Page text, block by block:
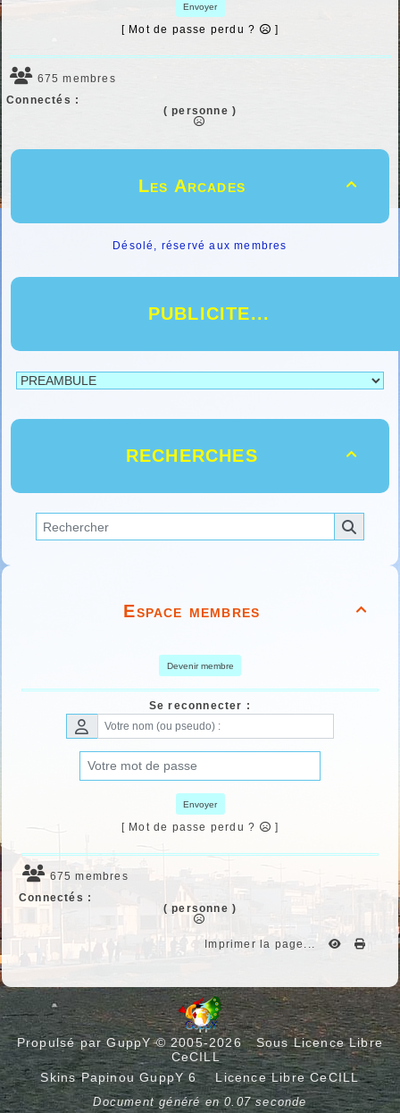
Envoyer
[ Mot de passe perdu ? ]
675 membres
Connectés :
( personne )

Les Arcades
Désolé, réservé aux membres
PUBLICITE...

RECHERCHES

Espace membres
Devenir membre
Se reconnecter :
Envoyer
[ Mot de passe perdu ? ]
675 membres
Connectés :
( personne )
Imprimer la page...
Propulsé par GuppY© 2005-2026 Sous Licence Libre
CeCILL
Skins Papinou GuppY 6 Licence Libre CeCILL
Document généré en 0.07 seconde